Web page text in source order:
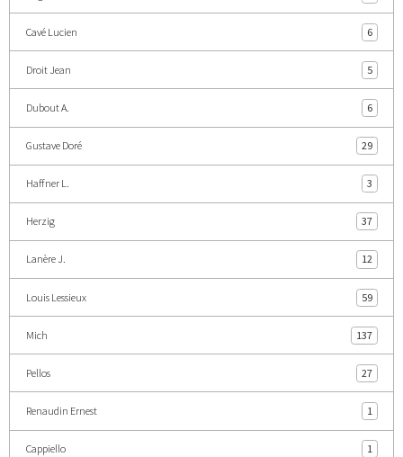
Cavé Lucien 6
Droit Jean 5
Dubout A. 6
Gustave Doré 29
Haffner L. 3
Herzig 37
Lanère J. 12
Louis Lessieux 59
Mich 137
Pellos 27
Renaudin Ernest 1
Cappiello 1